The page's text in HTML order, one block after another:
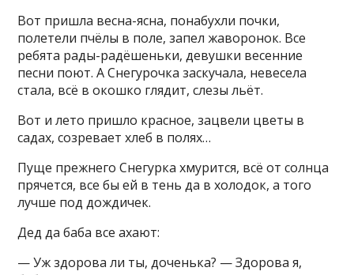
Вот пришла весна-ясна, понабухли почки,
полетели пчёлы в поле, запел жаворонок. Все
ребята рады-радёшеньки, девушки весенние
песни поют. А Снегурочка заскучала, невесела
стала, всё в окошко глядит, слезы льёт.
Вот и лето пришло красное, зацвели цветы в
садах, созревает хлеб в полях…
Пуще прежнего Снегурка хмурится, всё от солнца
прячется, все бы ей в тень да в холодок, а того
лучше под дождичек.
Дед да баба все ахают:
— Уж здорова ли ты, доченька? — Здорова я,